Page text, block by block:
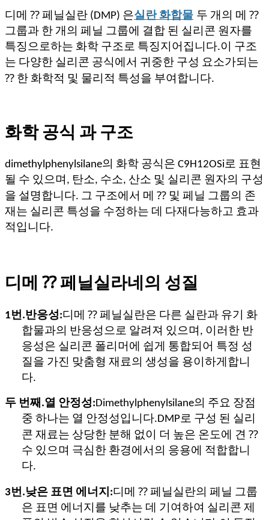
디메 ⁇ 페닐실란 (DMP) 은실란 화합물 두 개의 메 ⁇
그룹과 한 개의 페닐 그룹에 결합 된 실리콘 원자를
특징으로하는 화학 구조로 특징지어집니다.이 구조
는 다양한 실리콘 공식에서 귀중한 구성 요소가되는
⁇ 한 화학적 및 물리적 특성을 부여합니다.
화학 공식 과 구조
dimethylphenylsilane의 화학 공식은 C9H12OSi로 표현
될 수 있으며, 탄소, 수소, 산소 및 실리콘 원자의 구성
을 설명합니다. 그 구조에서 메 ⁇ 및 페닐 그룹의 존
재는 실리콘 특성을 수정하는 데 다재다능하고 효과
적입니다.
디메 ⁇ 페닐실라네의 성질
1번.반응성:디메 ⁇ 페닐실란은 다른 실란과 유기 화
합물과의 반응성으로 알려져 있으며, 이러한 반
응성은 실리콘 폴리머에 쉽게 통합되어 특정 성
질을 가진 맞춤형 재료의 생성을 용이하게합니
다.
두 번째.열 안정성:Dimethylphenylsilane의 주요 장점
중 하나는 열 안정성입니다.DMP로 구성 된 실리
콘 재료는 상당한 분해 없이 더 높은 온도에 견 ⁇
수 있으며 극심한 환경에서의 응용에 적합합니
다.
3번.낮은 표면 에너지:디메 ⁇ 페닐실란의 페닐 그룹
은 표면 에너지를 낮추는 데 기여하여 실리콘 제